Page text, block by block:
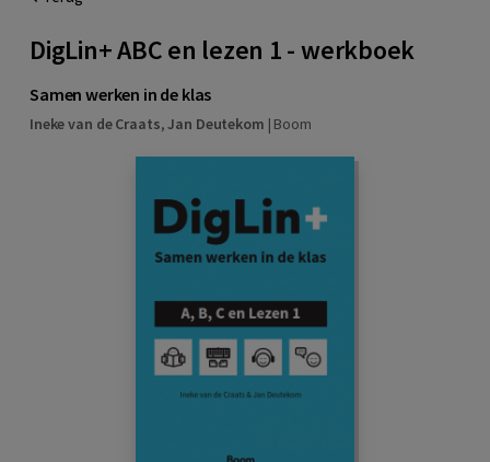
DigLin+ ABC en lezen 1 - werkboek
Samen werken in de klas
Ineke van de Craats,Jan Deutekom | Boom